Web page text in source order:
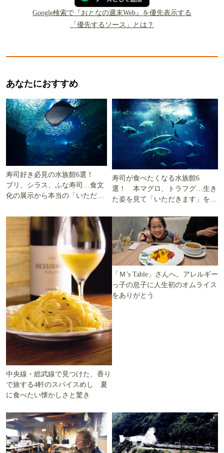
Google検索で『おとなの週末Web』を優先表示する
「優先するソース」とは？
あなたにおすすめ
寿司好き必見の水族館6選！
ブリ、シラス、ふな寿司…食文
化の展示から本当の「いただき
寿司が食べたくなる水族館6
選！ 本マグロ、トラフグ…生き
た姿を見て「いただきます」を考
中央線・総武線で見つけた、香り
で旅する4軒のスパイスめし 夏
に食べたい懐かしさと驚き
「Ｍ’s Table」さんへ。アレルギー
っ子の息子に人生初のオムライス
をありがとう